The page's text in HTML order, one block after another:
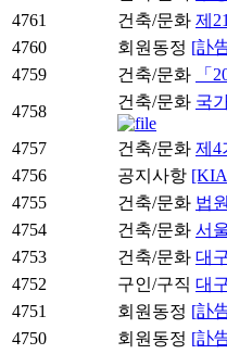
4761
건축/문화 제
4760
회원동정 [訃
4759
건축/문화
「
4758
건축/문화 국
4757 건축/문화 제4
4756
공지사항
4755
건축/문화 법
4754
건축/문화 서
4753
건축/문화 대
4752
구인/구직 대
4751
회원동정 [訃
4750
회원동정 [訃